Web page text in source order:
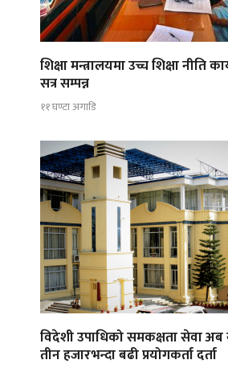
शिक्षा मन्त्रालयमा उच्च शिक्षा नीति
सत्र सम्पन्न
११ घण्टा अगाडि
विदेशी उपाधिको समकक्षता सेवा अब
तीन हजारभन्दा बढी प्रयोगकर्ता दर्ता